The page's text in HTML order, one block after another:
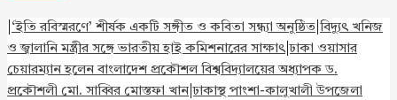
‘ইতি রবিস্মরণে’ শীর্ষক একটি সঙ্গীত ও কবিতা সন্ধ্যা অনুষ্ঠিত বিদ্যুৎ খনিজ
ও জ্বালানি মন্ত্রীর সঙ্গে ভারতীয় হাই কমিশনারের সাক্ষাৎ |ঢাকা ওয়াসার
চেয়ারম্যান হলেন বাংলাদেশ প্রকৌশল বিশ্ববিদ্যালয়ের অধ্যাপক ড.
প্রকৌশলী মো. সাব্বির মোস্তফা খান |ঢাকাস্থ পাংশা-কালুখালী উপজেলা